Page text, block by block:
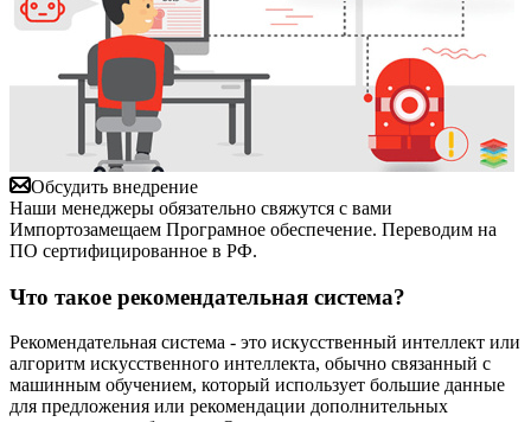
Обсудить внедрение
Наши менеджеры обязательно свяжутся с вами
Импортозамещаем Програмное обеспечение. Переводим на
ПО сертифицированное в РФ.
Что такое рекомендательная система?
Рекомендательная система - это искусственный интеллект или
алгоритм искусственного интеллекта, обычно связанный с
машинным обучением, который использует большие данные
для предложения или рекомендации дополнительных